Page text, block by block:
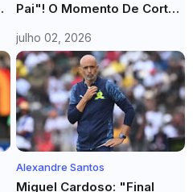
Pai"! O Momento De Cortar
Desabre Descobre A
Tragédia Em Plena
Conferência
julho 02, 2026
Alexandre Santos
Miguel Cardoso: "Final